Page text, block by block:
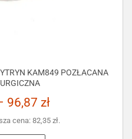
KAM849 POZŁACANA
96,87 zł
cena: 82,35 zł.